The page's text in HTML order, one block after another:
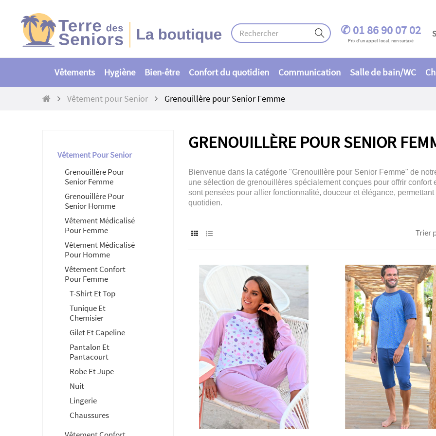
✆ 01 86 90 07 02
Prix d'un appel local, non surtaxé
Vêtements Hygiène Bien-être Confort du quotidien Communication Salle de bain/WC
Vêtement pour Senior Grenouillère pour Senior Femme
Vêtement Pour Senior
Grenouillère Pour
Senior Femme
Grenouillère Pour
Senior Homme
Vêtement Médicalisé
Pour Femme
Vêtement Médicalisé
Pour Homme
Vêtement Confort
Pour Femme
T-Shirt Et Top
Tunique Et
Chemisier
Gilet Et Capeline
Pantalon Et
Pantacourt
Robe Et Jupe
Nuit
Lingerie
Chaussures
GRENOUILLÈRE POUR SENIOR
Bienvenue dans la catégorie "Grenouillère pour Senior Femme" de
une sélection de grenouillères spécialement conçues pour offrir
sont pensées pour allier fonctionnalité, douceur et élégance,
quotidien.
Trier